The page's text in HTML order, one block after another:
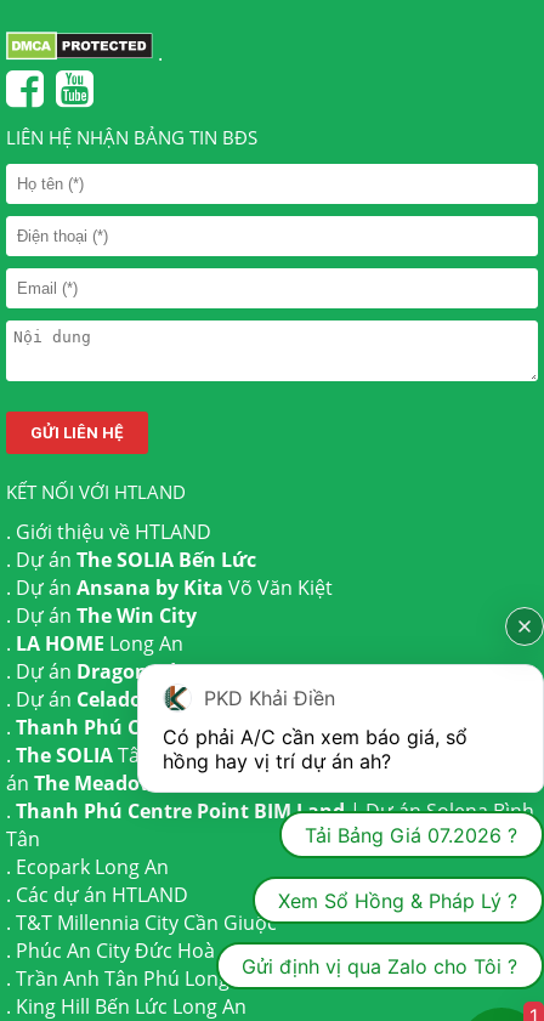
.
LIÊN HỆ NHẬN BẢNG TIN BĐS
KẾT NỐI VỚI HTLAND
. Giới thiệu về HTLAND
. Dự án The SOLIA Bến Lức
. Dự án Ansana by Kita Võ Văn Kiệt
. Dự án The Win City
. LA HOME Long An
. Dự án Dragon Eden Long An
. Dự án Celadon City
Tân Phú
. Thanh Phú Centre PointBến Lức
. The SOLIATây Ninh | Dự ánThe AGULATrần Anh và Dự
án The Meadow
. Thanh Phú Centre Point BIM Land| Dự ánSolena Bình
Tân
. Ecopark Long An
. Các dự án HTLAND
. T&T Millennia City Cần Giuộc
. Phúc An CityĐức Hoà
. Trần Anh Tân Phú Long An
. King Hill Bến Lức Long An
PKD Khải Điền
Có phải A/C cần xem báo giá, sổ
hồng hay vị trí dự án ah?
Tải Bảng Giá 07.2026 ?
Xem Sổ Hồng & Pháp Lý ?
Gửi định vị qua Zalo cho Tôi ?
1